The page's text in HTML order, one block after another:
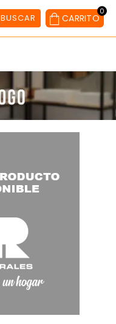
BUSCAR
0
CARRITO